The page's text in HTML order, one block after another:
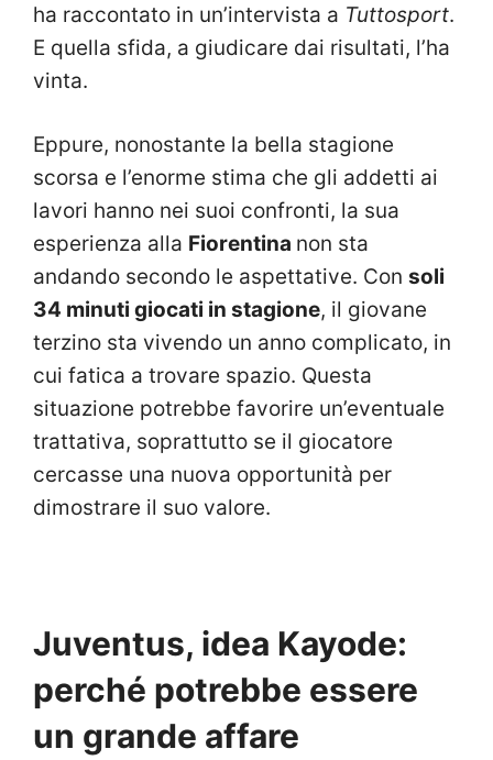
ha raccontato in un’intervista a Tuttosport.
E quella sfida, a giudicare dai risultati, l’ha
vinta.
Eppure, nonostante la bella stagione
scorsa e l’enorme stima che gli addetti ai
lavori hanno nei suoi confronti, la sua
esperienza alla Fiorentina non sta
andando secondo le aspettative. Con soli
34 minuti giocati in stagione, il giovane
terzino sta vivendo un anno complicato, in
cui fatica a trovare spazio. Questa
situazione potrebbe favorire un’eventuale
trattativa, soprattutto se il giocatore
cercasse una nuova opportunità per
dimostrare il suo valore.
Juventus, idea Kayode:
perché potrebbe essere
un grande affare